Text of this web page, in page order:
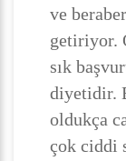
ve
getiriyor.
sık
diyetidir.
oldukça
çok ciddi